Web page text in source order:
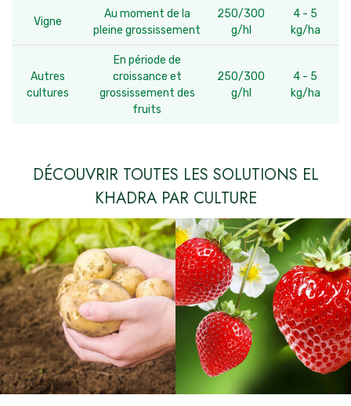
Vigne
Au moment de la
pleine grossissement
250/300
g/hl
4 - 5
kg/ha
Autres
cultures
En période de
croissance et
grossissement des
fruits
250/300
g/hl
4 - 5
kg/ha
DÉCOUVRIR TOUTES LES SOLUTIONS EL
KHADRA PAR CULTURE